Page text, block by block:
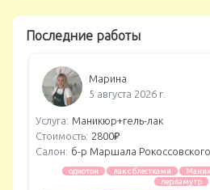
Последние работы
Марина
5 августа 2026 г.
Услуга: Маникюр+гель-лак
Стоимость: 2800₽
Салон: б-р Маршала
однотон лак с блестками
перламутр